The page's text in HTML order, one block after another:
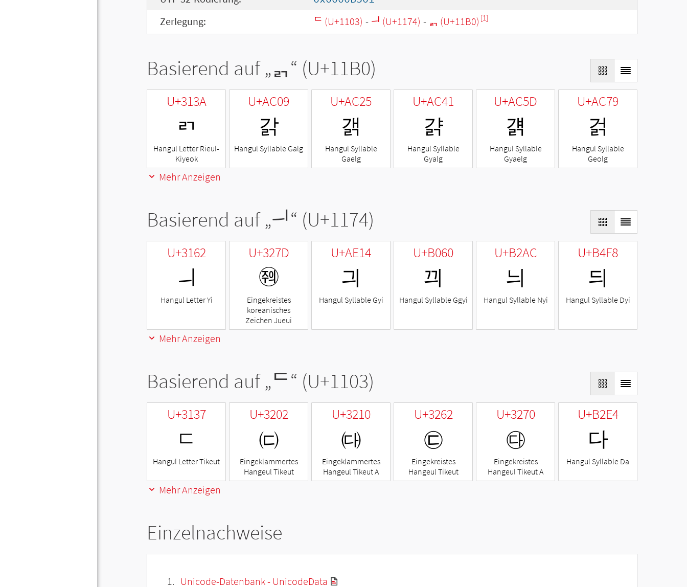
Zerlegung:
ᄃ (U+1103) - ᅴ (U+1174) - ᆰ (U+11B0) [1]
Basierend auf „ᆰ“ (U+11B0)
U+313A
ㄺ
Hangul Letter Rieul-
Kiyeok
U+AC09
갉
Hangul Syllable Galg
U+AC25
갥
Hangul Syllable
Gaelg
U+AC41
걁
Hangul Syllable
Gyalg
U+AC5D
걝
Hangul Syllable
Gyaelg
U+AC79
걹
Hangul Syllable
Geolg
Mehr Anzeigen
Basierend auf „ᅴ“ (U+1174)
U+3162
ㅢ
Hangul Letter Yi
U+327D
㉽
Eingekreistes
koreanisches
Zeichen Jueui
U+AE14
긔
Hangul Syllable Gyi
U+B060
끠
Hangul Syllable Ggyi
U+B2AC
늬
Hangul Syllable Nyi
U+B4F8
듸
Hangul Syllable Dyi
Mehr Anzeigen
Basierend auf „ᄃ“ (U+1103)
U+3137
ㄷ
Hangul Letter Tikeut
U+3202
㈂
Eingeklammertes
Hangeul Tikeut
U+3210
㈐
Eingeklammertes
Hangeul Tikeut A
U+3262
㉢
Eingekreistes
Hangeul Tikeut
U+3270
㉰
Eingekreistes
Hangeul Tikeut A
U+B2E4
다
Hangul Syllable Da
Mehr Anzeigen
Einzelnachweise
Unicode-Datenbank - UnicodeData